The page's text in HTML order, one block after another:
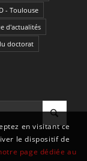
- Toulouse
d'actualités
doctorat
en visitant ce
le dispositif de
page dédiée au